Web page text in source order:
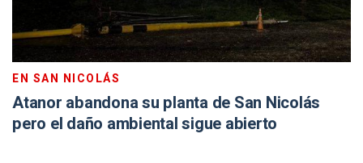
EN SAN NICOLÁS
Atanor abandona su planta de San Nicolás
pero el daño ambiental sigue abierto